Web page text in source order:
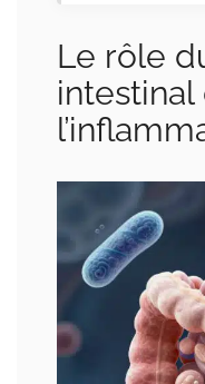
Le rôle
intestinal